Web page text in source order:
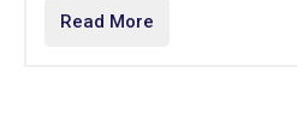
Read More